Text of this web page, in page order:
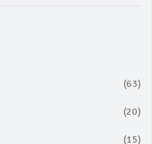
(63)
(20)
(15)